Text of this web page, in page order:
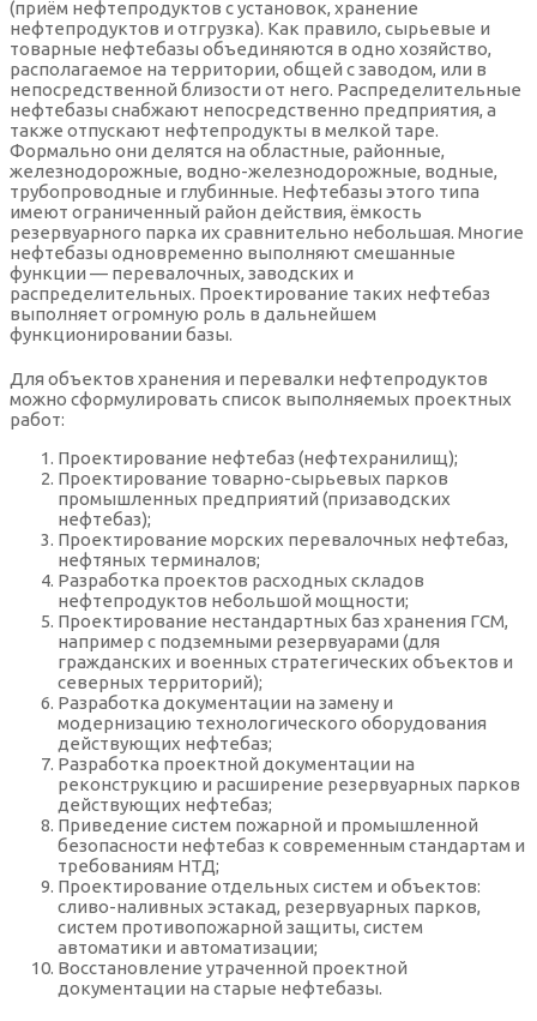
(приём нефтепродуктов с установок, хранение
нефтепродуктов и отгрузка). Как правило, сырьевые и
товарные нефтебазы объединяются в одно хозяйство,
располагаемое на территории, общей с заводом, или в
непосредственной близости от него. Распределительные
нефтебазы снабжают непосредственно предприятия, а
также отпускают нефтепродукты в мелкой таре.
Формально они делятся на областные, районные,
железнодорожные, водно-железнодорожные, водные,
трубопроводные и глубинные. Нефтебазы этого типа
имеют ограниченный район действия, ёмкость
резервуарного парка их сравнительно небольшая. Многие
нефтебазы одновременно выполняют смешанные
функции — перевалочных, заводских и
распределительных. Проектирование таких нефтебаз
выполняет огромную роль в дальнейшем
функционировании базы.
Для объектов хранения и перевалки нефтепродуктов
можно сформулировать список выполняемых проектных
работ:
Проектирование нефтебаз (нефтехранилищ);
Проектирование товарно-сырьевых парков
промышленных предприятий (призаводских
нефтебаз);
Проектирование морских перевалочных нефтебаз,
нефтяных терминалов;
Разработка проектов расходных складов
нефтепродуктов небольшой мощности;
Проектирование нестандартных баз хранения ГСМ,
например с подземными резервуарами (для
гражданских и военных стратегических объектов и
северных территорий);
Разработка документации на замену и
модернизацию технологического оборудования
действующих нефтебаз;
Разработка проектной документации на
реконструкцию и расширение резервуарных парков
действующих нефтебаз;
Приведение систем пожарной и промышленной
безопасности нефтебаз к современным стандартам и
требованиям НТД;
Проектирование отдельных систем и объектов:
сливо-наливных эстакад, резервуарных парков,
систем противопожарной защиты, систем
автоматики и автоматизации;
Восстановление утраченной проектной
документации на старые нефтебазы.